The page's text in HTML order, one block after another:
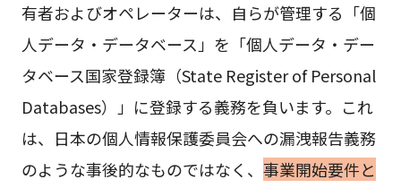
有者およびオペレーターは、自らが管理する「個
人データ・データベース」を「個人データ・デー
タベース国家登録簿（State Register of Personal
Databases）」に登録する義務を負います。これ
は、日本の個人情報保護委員会への漏洩報告義務
のような事後的なものではなく、 事業開始要件と